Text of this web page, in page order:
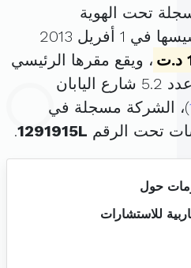
تحت الهوية
. تم تأسيسها في 1 أفريل 2013
، ويقع مقرها الرئيسي
في يرج النرجس مكتب عدد 5.2 شارع اليابان
)، الشركة مسجلة في
تحت الرقم 1291915L
.
حول
للاستشارات